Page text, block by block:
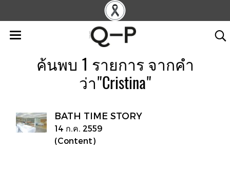
ค้นพบ 1 รายการ จากคำ
ว่า"Cristina"
BATH TIME STORY
14 ก.ค. 2559
(Content)